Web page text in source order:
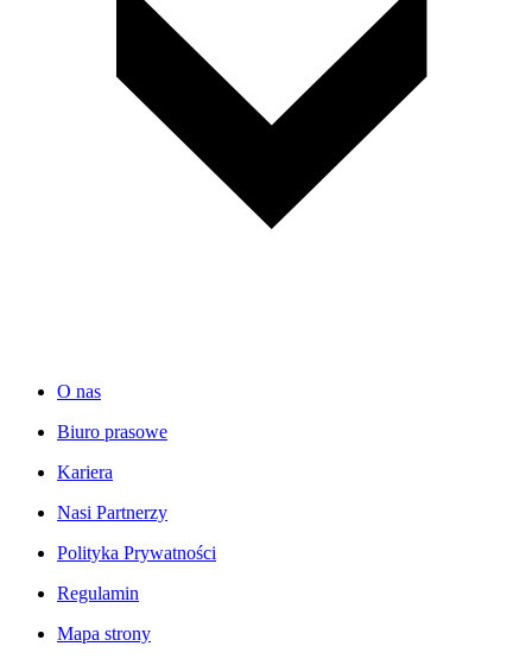
O nas
Biuro prasowe
Kariera
Nasi Partnerzy
Polityka Prywatności
Regulamin
Mapa strony